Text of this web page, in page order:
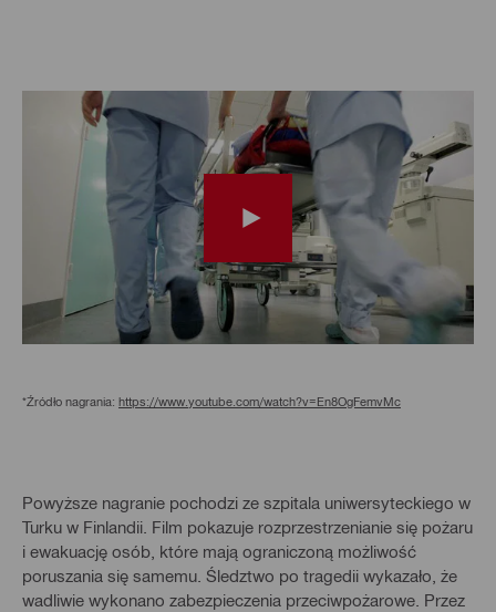
*Źródło nagrania: https://www.youtube.com/watch?v=En8OgFemvMc
Powyższe nagranie pochodzi ze szpitala uniwersyteckiego w
Turku w Finlandii. Film pokazuje rozprzestrzenianie się pożaru
i ewakuację osób, które mają ograniczoną możliwość
poruszania się samemu. Śledztwo po tragedii wykazało, że
wadliwie wykonano zabezpieczenia przeciwpożarowe. Przez